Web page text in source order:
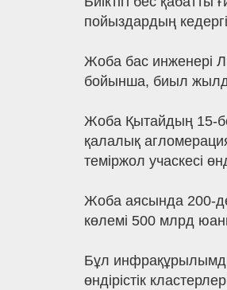
пойыздардың
Жоба бас инженері
бойынша, биыл
Жоба Қытайдың 15-
қалалық
теміржол учаскесі
Жоба аясында 200-
көлемі 500 млрд
Бұл
өндірістік